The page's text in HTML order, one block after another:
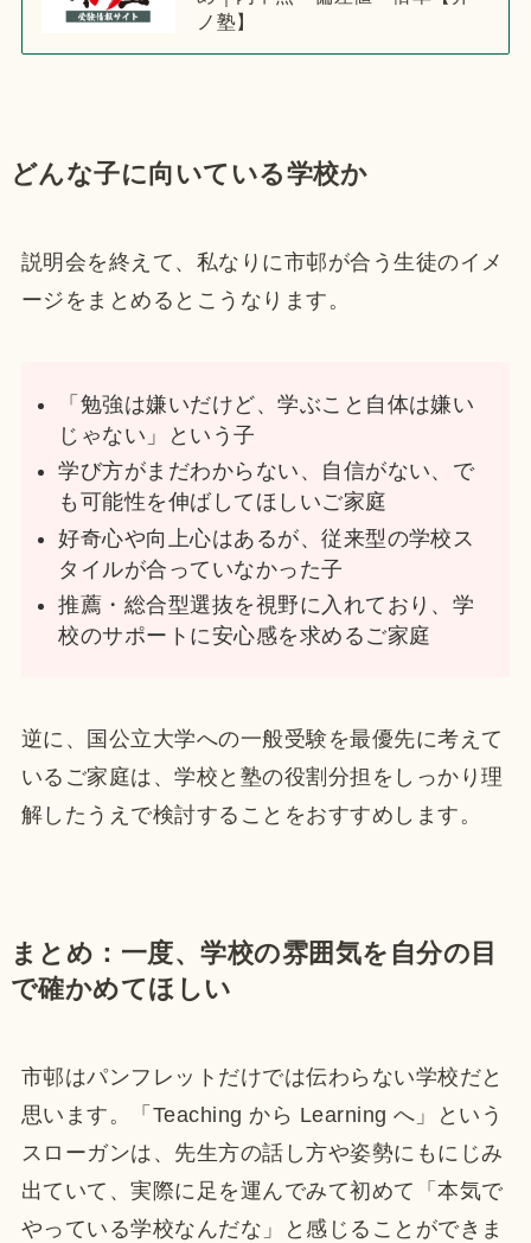
ノ塾】
どんな子に向いている学校か
説明会を終えて、私なりに市邨が合う生徒のイメ
ージをまとめるとこうなります。
「勉強は嫌いだけど、学ぶこと自体は嫌い
じゃない」という子
学び方がまだわからない、自信がない、で
も可能性を伸ばしてほしいご家庭
好奇心や向上心はあるが、従来型の学校ス
タイルが合っていなかった子
推薦・総合型選抜を視野に入れており、学
校のサポートに安心感を求めるご家庭
逆に、国公立大学への一般受験を最優先に考えて
いるご家庭は、学校と塾の役割分担をしっかり理
解したうえで検討することをおすすめします。
まとめ：一度、学校の雰囲気を自分の目
で確かめてほしい
市邨はパンフレットだけでは伝わらない学校だと
思います。「Teaching から Learning へ」という
スローガンは、先生方の話し方や姿勢にもにじみ
出ていて、実際に足を運んでみて初めて「本気で
やっている学校なんだな」と感じることができま